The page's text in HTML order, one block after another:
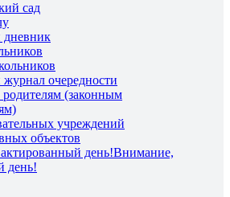
сад
дневник
очередности
(законным
учреждений
объектов
Внимание,
день!